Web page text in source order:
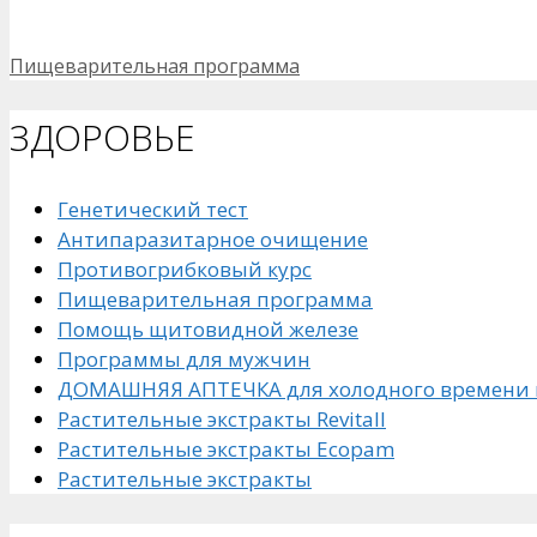
Рубрики
Пищеварительная программа
ЗДОРОВЬЕ
Генетический тест
Антипаразитарное очищение
Противогрибковый курс
Пищеварительная программа
Помощь щитовидной железе
Программы для мужчин
ДОМАШНЯЯ АПТЕЧКА для холодного времени
Растительные экстракты Revitall
Растительные экстракты Ecopam
Растительные экстракты